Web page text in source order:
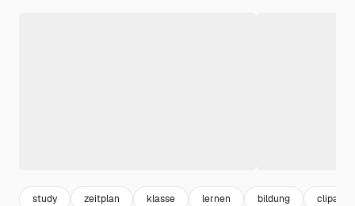
study zeitplan klasse lernen bildung clipart